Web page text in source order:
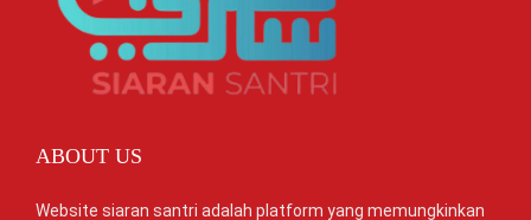
ABOUT US
Website siaran santri adalah platform yang memungkinkan